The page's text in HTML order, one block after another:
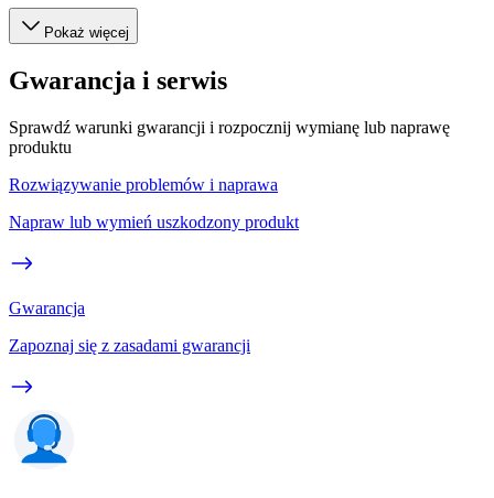
Pokaż więcej
Gwarancja i serwis
Sprawdź warunki gwarancji i rozpocznij wymianę lub naprawę
produktu
Rozwiązywanie problemów i naprawa
Napraw lub wymień uszkodzony produkt
Gwarancja
Zapoznaj się z zasadami gwarancji